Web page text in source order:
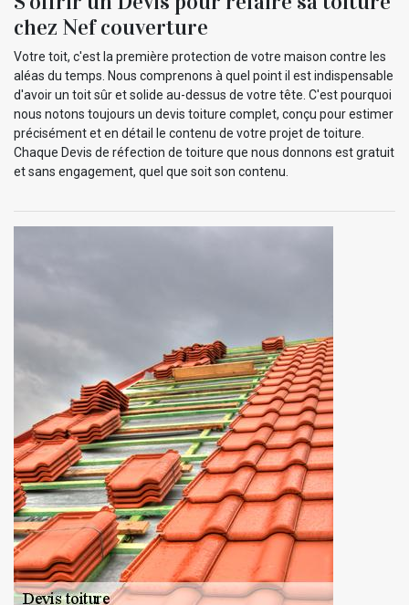
chez Nef couverture
Votre toit, c'est la première protection de votre maison contre les
aléas du temps. Nous comprenons à quel point il est indispensable
d'avoir un toit sûr et solide au-dessus de votre tête. C'est pourquoi
nous notons toujours un devis toiture complet, conçu pour estimer
précisément et en détail le contenu de votre projet de toiture.
Chaque Devis de réfection de toiture que nous donnons est gratuit
et sans engagement, quel que soit son contenu.